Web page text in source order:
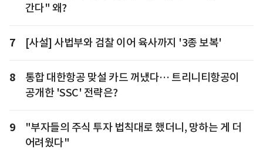
간다" 왜?
7 [사설] 사법부와 검찰 이어 육사까지 '3종 보복'
8
통합 대한항공 맞설 카드 꺼냈다… 트리니티항공이
공개한 'SSC' 전략은?
9
"부자들의 주식 투자 법칙대로 했더니, 망하는 게 더
어려웠다"